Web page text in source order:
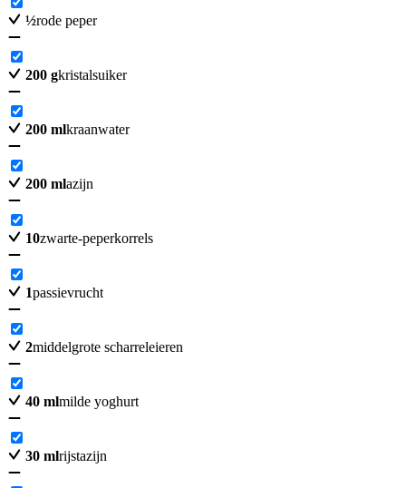
½rode peper
200 gkristalsuiker
200 mlkraanwater
200 mlazijn
10zwarte-peperkorrels
1passievrucht
2middelgrote scharreleieren
40 mlmilde yoghurt
30 mlrijstazijn